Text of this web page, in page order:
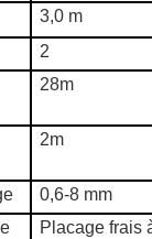
3,0 m
2
28m
2m
0,6-8 mm
Placage frais